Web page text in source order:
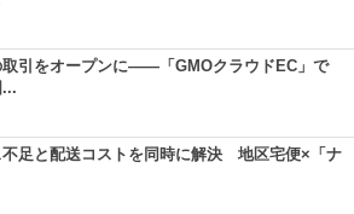
取引をオープンに――「GMOクラウドEC」で
不足と配送コストを同時に解決 地区宅便×「ナ